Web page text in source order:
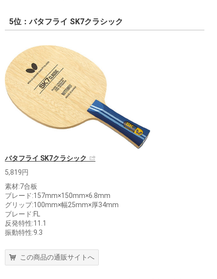
5位：バタフライ SK7クラシック
バタフライ SK7クラシック
5,819円
素材:7合板
ブレード:157mm×150mm×6.8mm
グリップ:100mm×幅25mm×厚34mm
ブレード:FL
反発特性:11.1
振動特性:9.3
この商品の通販サイトへ